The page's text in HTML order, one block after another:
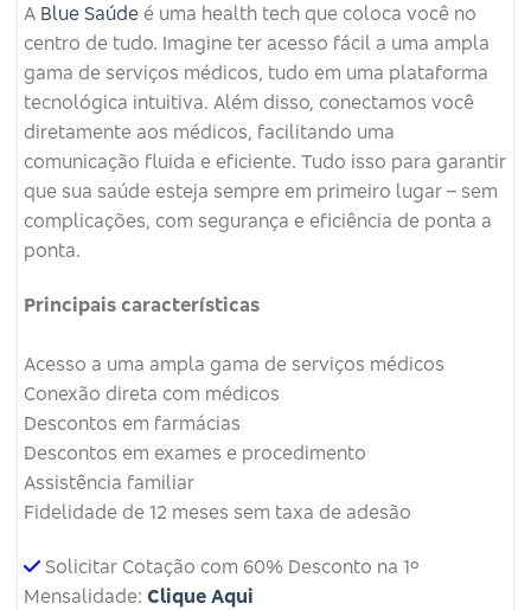
A Blue Saúde é uma health tech que coloca você no
centro de tudo. Imagine ter acesso fácil a uma ampla
gama de serviços médicos, tudo em uma plataforma
tecnológica intuitiva. Além disso, conectamos você
diretamente aos médicos, facilitando uma
comunicação fluida e eficiente. Tudo isso para garantir
que sua saúde esteja sempre em primeiro lugar – sem
complicações, com segurança e eficiência de ponta a
ponta.
Principais características
Acesso a uma ampla gama de serviços médicos
Conexão direta com médicos
Descontos em farmácias
Descontos em exames e procedimento
Assistência familiar
Fidelidade de 12 meses sem taxa de adesão
Solicitar Cotação com 60% Desconto na 1º
Mensalidade: Clique Aqui